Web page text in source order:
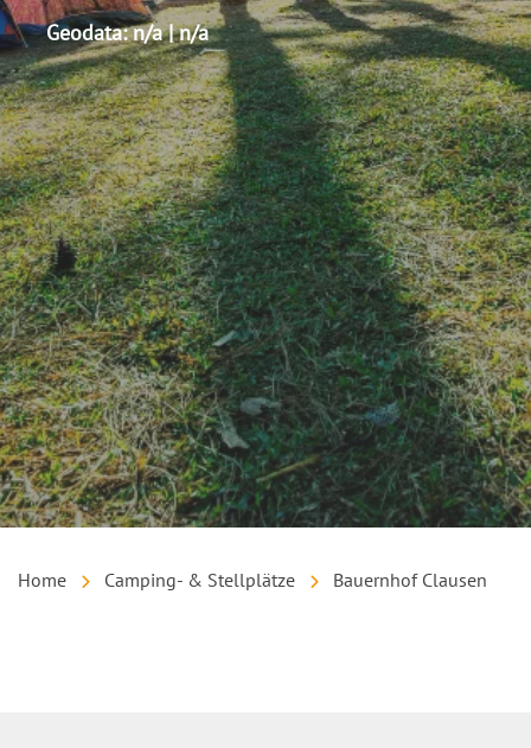
Geodata: n/a | n/a
Home Camping- & Stellplätze Bauernhof Clausen